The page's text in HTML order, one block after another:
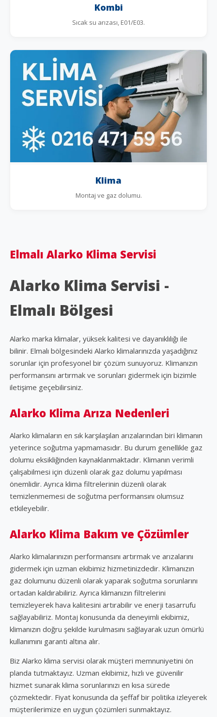
Kombi
Sıcak su arızası, E01/E03.
Klima
Montaj ve gaz dolumu.
Elmalı Alarko Klima Servisi
Alarko Klima Servisi -
Elmalı Bölgesi
Alarko marka klimalar, yüksek kalitesi ve dayanıklılığı ile
bilinir. Elmalı bölgesindeki Alarko klimalarınızda yaşadığınız
sorunlar için profesyonel bir çözüm sunuyoruz. Klimanızın
performansını artırmak ve sorunları gidermek için bizimle
iletişime geçebilirsiniz.
Alarko Klima Arıza Nedenleri
Alarko klimaların en sık karşılaşılan arızalarından biri klimanın
yeterince soğutma yapmamasıdır. Bu durum genellikle gaz
dolumu eksikliğinden kaynaklanmaktadır. Klimanın verimli
çalışabilmesi için düzenli olarak gaz dolumu yapılması
önemlidir. Ayrıca klima filtrelerinin düzenli olarak
temizlenmemesi de soğutma performansını olumsuz
etkileyebilir.
Alarko Klima Bakım ve Çözümler
Alarko klimalarınızın performansını artırmak ve arızalarını
gidermek için uzman ekibimiz hizmetinizdedir. Klimanızın
gaz dolumunu düzenli olarak yaparak soğutma sorunlarını
ortadan kaldırabiliriz. Ayrıca klimanızın filtrelerini
temizleyerek hava kalitesini artırabilir ve enerji tasarrufu
sağlayabiliriz. Montaj konusunda da deneyimli ekibimiz,
klimanızın doğru şekilde kurulmasını sağlayarak uzun ömürlü
kullanımını garanti altına alır.
Biz Alarko klima servisi olarak müşteri memnuniyetini ön
planda tutmaktayız. Uzman ekibimiz, hızlı ve güvenilir
hizmet sunarak klima sorunlarınızı en kısa sürede
çözmektedir. Fiyat konusunda da şeffaf bir politika izleyerek
müşterilerimize en uygun çözümleri sunmaktayız.